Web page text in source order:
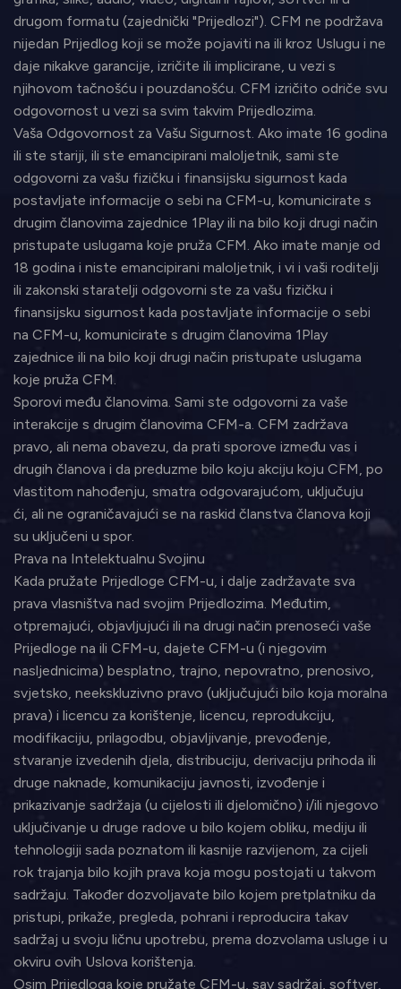
drugom formatu (zajednički "Prijedlozi"). CFM ne podržava
nijedan Prijedlog koji se može pojaviti na ili kroz Uslugu i ne
daje nikakve garancije, izričite ili implicirane, u vezi s
njihovom tačnošću i pouzdanošću. CFM izričito odriče svu
odgovornost u vezi sa svim takvim Prijedlozima.
Vaša Odgovornost za Vašu Sigurnost. Ako imate 16 godina
ili ste stariji, ili ste emancipirani maloljetnik, sami ste
odgovorni za vašu fizičku i finansijsku sigurnost kada
postavljate informacije o sebi na CFM-u, komunicirate s
drugim članovima zajednice 1Play ili na bilo koji drugi način
pristupate uslugama koje pruža CFM. Ako imate manje od
18 godina i niste emancipirani maloljetnik, i vi i vaši roditelji
ili zakonski staratelji odgovorni ste za vašu fizičku i
finansijsku sigurnost kada postavljate informacije o sebi
na CFM-u, komunicirate s drugim članovima 1Play
zajednice ili na bilo koji drugi način pristupate uslugama
koje pruža CFM.
Sporovi među članovima. Sami ste odgovorni za vaše
interakcije s drugim članovima CFM-a. CFM zadržava
pravo, ali nema obavezu, da prati sporove između vas i
drugih članova i da preduzme bilo koju akciju koju CFM, po
vlastitom nahođenju, smatra odgovarajućom, uključuju
ći, ali ne ograničavajući se na raskid članstva članova koji
su uključeni u spor.
Prava na Intelektualnu Svojinu
Kada pružate Prijedloge CFM-u, i dalje zadržavate sva
prava vlasništva nad svojim Prijedlozima. Međutim,
otpremajući, objavljujući ili na drugi način prenoseći vaše
Prijedloge na ili CFM-u, dajete CFM-u (i njegovim
nasljednicima) besplatno, trajno, nepovratno, prenosivo,
svjetsko, neekskluzivno pravo (uključujući bilo koja moralna
prava) i licencu za korištenje, licencu, reprodukciju,
modifikaciju, prilagodbu, objavljivanje, prevođenje,
stvaranje izvedenih djela, distribuciju, derivaciju prihoda ili
druge naknade, komunikaciju javnosti, izvođenje i
prikazivanje sadržaja (u cijelosti ili djelomično) i/ili njegovo
uključivanje u druge radove u bilo kojem obliku, mediju ili
tehnologiji sada poznatom ili kasnije razvijenom, za cijeli
rok trajanja bilo kojih prava koja mogu postojati u takvom
sadržaju. Također dozvoljavate bilo kojem pretplatniku da
pristupi, prikaže, pregleda, pohrani i reproducira takav
sadržaj u svoju ličnu upotrebu, prema dozvolama usluge i u
okviru ovih Uslova korištenja.
Osim Prijedloga koje pružate CFM-u, sav sadržaj, softver,